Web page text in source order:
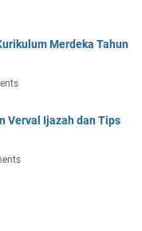
Merdeka Tahun
Verval Ijazah dan Tips